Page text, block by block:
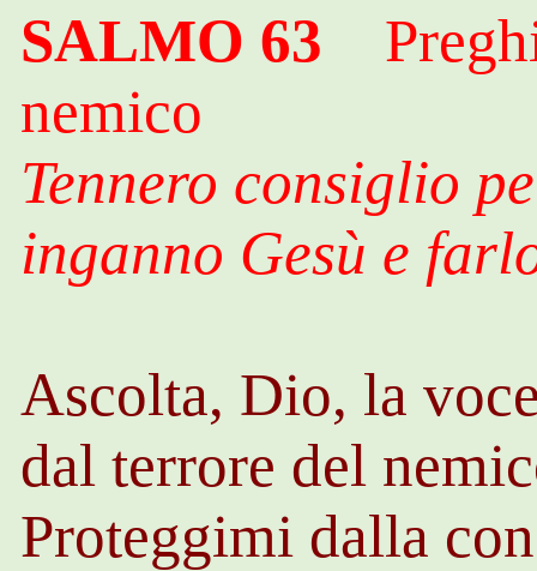
SALMO 63
nemico
Tennero consiglio
inganno Gesù e
Ascolta, Dio, la
dal terrore del
Proteggimi dalla